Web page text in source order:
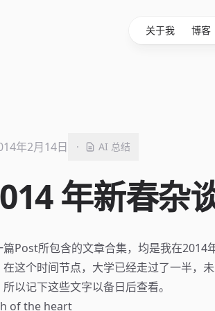
关于我 博客
年新春杂
年2月14日 · AI 总结
篇Post所包含的文章合集，均是我在2014
在这个时间节点，大学已经走过了一半，
以记下这些文字以备日后查看。
of the heart